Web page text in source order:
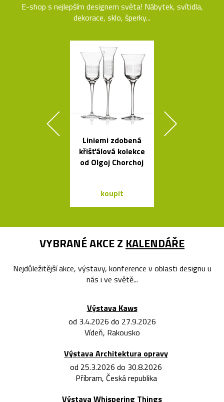
E-shop s nejlepším designem světa! Nábytek, svítidla,
dekorace, sklo, šperky...
Liniemi zdobená
křišťálová kolekce
od Olgoj Chorchoj
koupit
VYBRANÉ AKCE Z KALENDÁŘE
Nejdůležitější akce, výstavy, konference v oblasti designu u
nás i ve světě...
Výstava Kaws
od 3.4.2026 do 27.9.2026
Vídeň, Rakousko
Výstava Architektura opravy
od 25.3.2026 do 30.8.2026
Příbram, Česká republika
Výstava Whispering Things